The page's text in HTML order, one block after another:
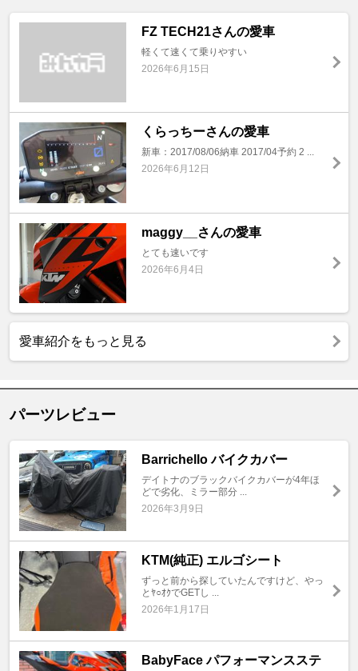
FZ TECH21さんの愛車
軽くて速くて乗りやすい
2026年6月15日
くらっちーさんの愛車
新車：2017/08/06納車 2017/04予約 2 ...
2026年6月12日
maggy__さんの愛車
とても速いです
2026年6月4日
愛車紹介をもっと見る
パーツレビュー
Barrichello バイクカバー
デイトナのブラックバイクカバーが4年ほ
どで劣化、ミラー部分 ...
2026年3月9日
KTM(純正) エルゴシート
ずっと前から探していたんですけど、やっ
とﾔ○ｵｸでGETし ...
2026年1月17日
BabyFace パフォーマンスステ